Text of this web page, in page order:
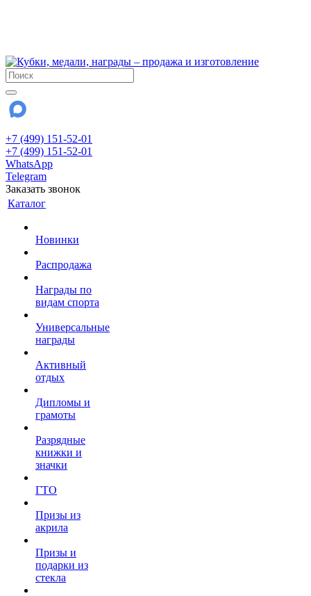
+7 (499) 151-52-01
+7 (499) 151-52-01
WhatsApp
Telegram
Заказать звонок
Каталог
Новинки
Распродажа
Награды по
видам спорта
Универсальные
награды
Активный
отдых
Дипломы и
грамоты
Разрядные
книжки и
значки
ГТО
Призы из
акрила
Призы и
подарки из
стекла